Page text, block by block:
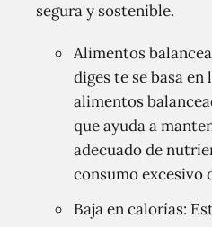
segura y sostenible.
Alimentos
diges te se basa en
alimentos
que ayuda a
adecuado de
consumo excesivo
Baja en calorías: